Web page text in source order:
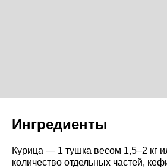
Ингредиенты
Курица — 1 тушка весом 1,5–2 кг
количество отдельных частей,